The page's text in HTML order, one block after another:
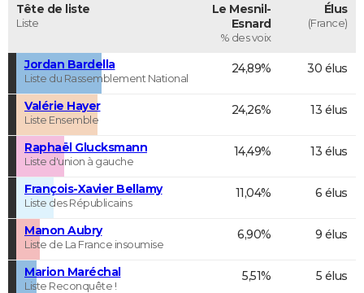
Tête de liste
Liste
Le Mesnil-
Esnard
% des voix
Élus
(France)
Jordan Bardella
Liste du Rassemblement National
24,89% 30 élus
Valérie Hayer
Liste Ensemble
24,26% 13 élus
Raphaël Glucksmann
Liste d'union à gauche
14,49% 13 élus
François-Xavier Bellamy
Liste des Républicains
11,04% 6 élus
Manon Aubry
Liste de La France insoumise
6,90% 9 élus
Marion Maréchal
Liste Reconquête !
5,51% 5 élus